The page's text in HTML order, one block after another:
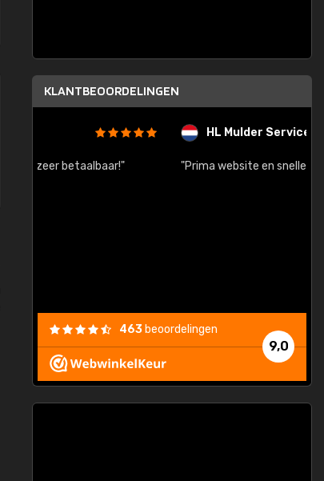
KLANTBEOORDELINGEN
HL Mulder Services
"Prima website en snelle levering na bestelling"
9,0
463 beoordelingen